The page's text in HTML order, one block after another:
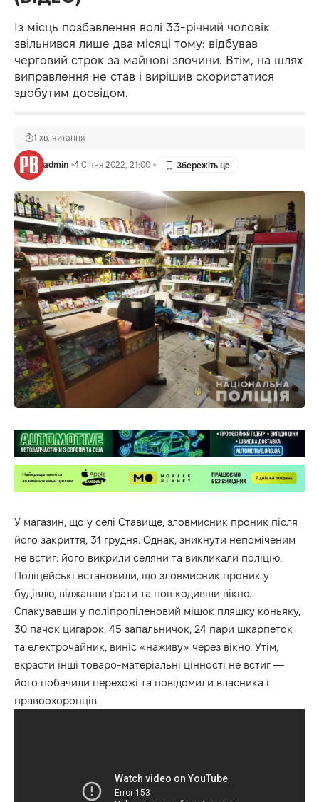
Із місць позбавлення волі 33-річний чоловік
звільнився лише два місяці тому: відбував
черговий строк за майнові злочини. Втім, на шлях
виправлення не став і вирішив скористатися
здобутим досвідом.
admin 4 Січня 2022, 21:00
1 хв. читання
У магазин, що у селі Ставище, зловмисник проник після
його закриття, 31 грудня. Однак, зникнути непоміченим
не встиг: його викрили селяни та викликали поліцію.
Поліцейські встановили, що зловмисник проник у
будівлю, віджавши ґрати та пошкодивши вікно.
Спакувавши у поліпропіленовий мішок пляшку коньяку,
30 пачок цигарок, 45 запальничок, 24 пари шкарпеток
та електрочайник, виніс «наживу» через вікно. Утім,
вкрасти інші товаро-матеріальні цінності не встиг —
його побачили перехожі та повідомили власника і
правоохоронців.